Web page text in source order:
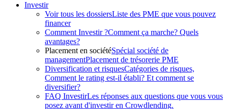
Investir
Voir tous les dossiersListe des PME que vous pouvez
financer
Comment Investir ?Comment ça marche? Quels
avantages?
Placement en sociétéSpécial société de
managementPlacement de trésorerie PME
Diversification et risquesCatégories de risques,
Comment le rating est-il établi? Et comment se
diversifier?
FAQ InvestirLes réponses aux questions que vous vous
posez avant d'investir en Crowdlending.